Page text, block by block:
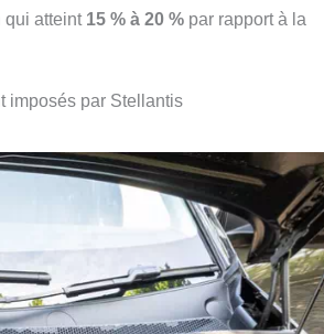
qui atteint 15 % à 20 % par rapport à la
imposés par Stellantis